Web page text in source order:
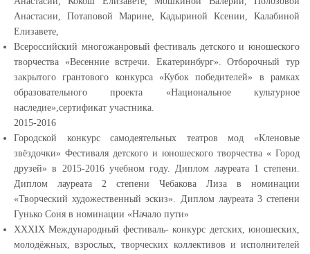
Анастасии, Потаповой Марине, Кадыриной Ксении, Калабиной
Елизавете,
Всероссийский многожанровый фестиваль детского и юношеского
творчества «Весенние встречи. Екатеринбург». Отборочный тур
закрытого грантового конкурса «Кубок победителей» в рамках
образовательного проекта «Национальное культурное
наследие»,сертификат участника.
2015-2016
Городской конкурс самодеятельных театров мод «Кленовые
звёздочки» Фестиваля детского и юношеского творчества « Город
друзей» в 2015-2016 учебном году. Диплом лауреата 1 степени.
Диплом лауреата 2 степени Чебакова Лиза в номинации
«Творческий художественный эскиз». Диплом лауреата 3 степени
Гунько Соня в номинации «Начало пути»
XXXIX Международный фестиваль- конкурс детских, юношеских,
молодёжных, взрослых, творческих коллективов и исполнителей